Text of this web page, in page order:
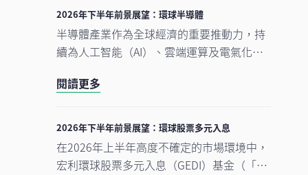
下商業補貼增加，以及AI資本開支上升所拖
累，但我們認為相關因素已反映於市場價格
中。在今次下半年展望中，我們將重點分析
推動中國及香港股票市場於2026年下半年表
現的五大利好因素。此外，投資團隊亦闡釋
2026年下半年前景展望：環球半導體
半導體產業作為全球經濟的重要推動力，持
續為人工智能（AI）、雲端運算及電氣化等
早前的觀點中提及，半導體是一個由結構性
統。隨著行業於2026年上半年錄得亮麗表
現，我們對後市展望仍然正面，認為在盈利
增長強勁、資本投資持續增加，以及企業AI
閱讀更多
2026年下半年前景展望：環球股票多元入息
在2026年上半年高度不確定的市場環境中，
宏利環球股票多元入息（GEDI）基金（「本